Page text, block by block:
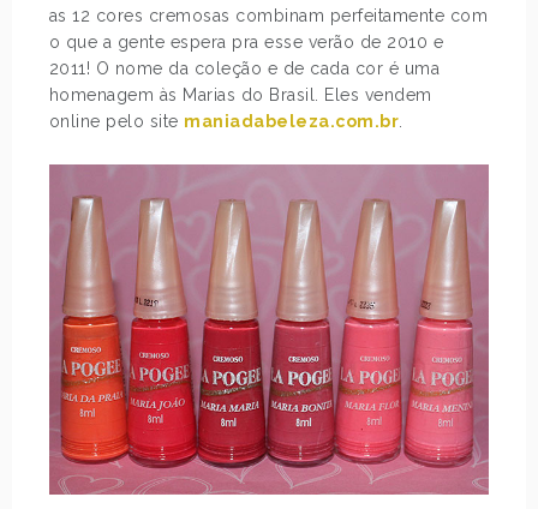
as 12 cores cremosas combinam perfeitamente com
o que a gente espera pra esse verão de 2010 e
2011! O nome da coleção e de cada cor é uma
homenagem às Marias do Brasil. Eles vendem
online pelo site maniadabeleza.com.br
POST ANTERIOR
COLEÇÃO DEUSAS DA
MITOLOGIA L'APOGÉE
PRÓXIMO POST
COLEÇÃO MULHERES
GUERREIRAS L'APOGÉE